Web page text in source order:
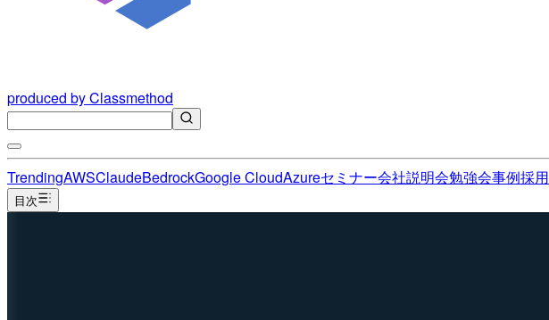
produced by Classmethod
TrendingAWSClaudeBedrockGoogle CloudAzureセミナー会社説明会勉強会事例採用
目次